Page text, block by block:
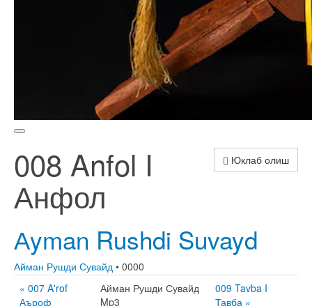
Юклаб олиш
008 Anfol I
Анфол
Аyman Rushdi Suvayd
Айман Рушди Сувайд • 0000
« 007 A'rof
Аъроф
Айман Рушди Сувайд
Mp3
009 Tavba I
Тавба »